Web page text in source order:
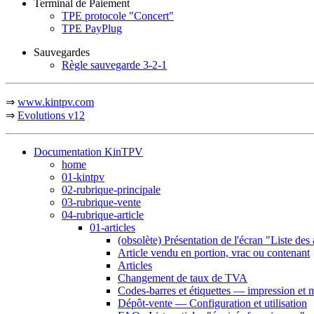
Terminal de Paiement
TPE protocole "Concert"
TPE PayPlug
Sauvegardes
Règle sauvegarde 3-2-1
⇒ www.kintpv.com
⇒ Evolutions v12
Documentation KinTPV
home
01-kintpv
02-rubrique-principale
03-rubrique-vente
04-rubrique-article
01-articles
(obsolète) Présentation de l'écran "Liste des
Article vendu en portion, vrac ou contenant
Articles
Changement de taux de TVA
Codes-barres et étiquettes — impression et
Dépôt-vente — Configuration et utilisation